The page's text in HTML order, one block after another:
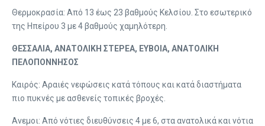
Θερμοκρασία: Από 13 έως 23 βαθμούς Κελσίου. Στο εσωτερικό
της Ηπείρου 3 με 4 βαθμούς χαμηλότερη.
ΘΕΣΣΑΛΙΑ, ΑΝΑΤΟΛΙΚΗ ΣΤΕΡΕΑ, ΕΥΒΟΙΑ, ΑΝΑΤΟΛΙΚΗ
ΠΕΛΟΠΟΝΝΗΣΟΣ
Καιρός: Αραιές νεφώσεις κατά τόπους και κατά διαστήματα
πιο πυκνές με ασθενείς τοπικές βροχές.
Ανεμοι: Από νότιες διευθύνσεις 4 με 6, στα ανατολικά και νότια